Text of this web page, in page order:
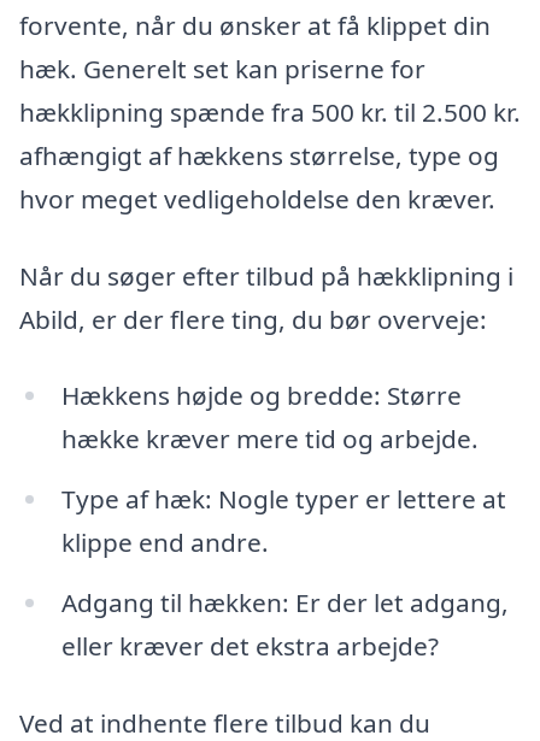
forvente, når du ønsker at få klippet din
hæk. Generelt set kan priserne for
hækklipning spænde fra 500 kr. til 2.500 kr.
afhængigt af hækkens størrelse, type og
hvor meget vedligeholdelse den kræver.
Når du søger efter tilbud på hækklipning i
Abild, er der flere ting, du bør overveje:
Hækkens højde og bredde: Større
hække kræver mere tid og arbejde.
Type af hæk: Nogle typer er lettere at
klippe end andre.
Adgang til hækken: Er der let adgang,
eller kræver det ekstra arbejde?
Ved at indhente flere tilbud kan du